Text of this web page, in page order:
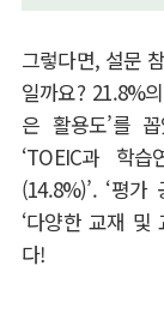
그렇다면, 설문
일까요? 21.8%
은 활용도’를 꼽
‘TOEIC과 학습
(14.8%)’. ‘평가
‘다양한 교재 및
다!